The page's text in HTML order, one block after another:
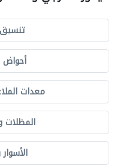
أحواض
معدات
المظلات